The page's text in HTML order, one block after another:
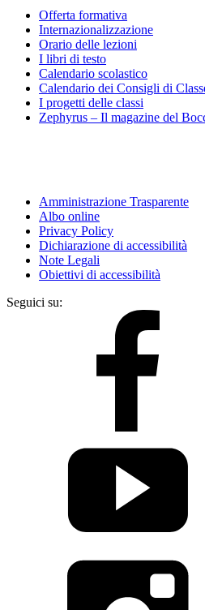
Offerta formativa
Internazionalizzazione
Orario delle lezioni
I libri di testo
Calendario scolastico
Calendario dei Consigli di
I progetti delle classi
Zephyrus – Il magazine del
Amministrazione Trasparente
Albo online
Privacy Policy
Dichiarazione di accessibilità
Note Legali
Obiettivi di accessibilità
Seguici su: